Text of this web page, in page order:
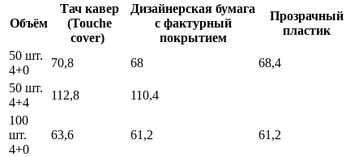
Объём
Тач кавер
(Touche
cover)
Дизайнерская бумага
с фактурный
покрытием
Прозрачный
пластик
50 шт.
4+0
70,8 68
68,4
50 шт.
4+4
112,8
110,4
100
шт.
4+0
63,6 61,2 61,2